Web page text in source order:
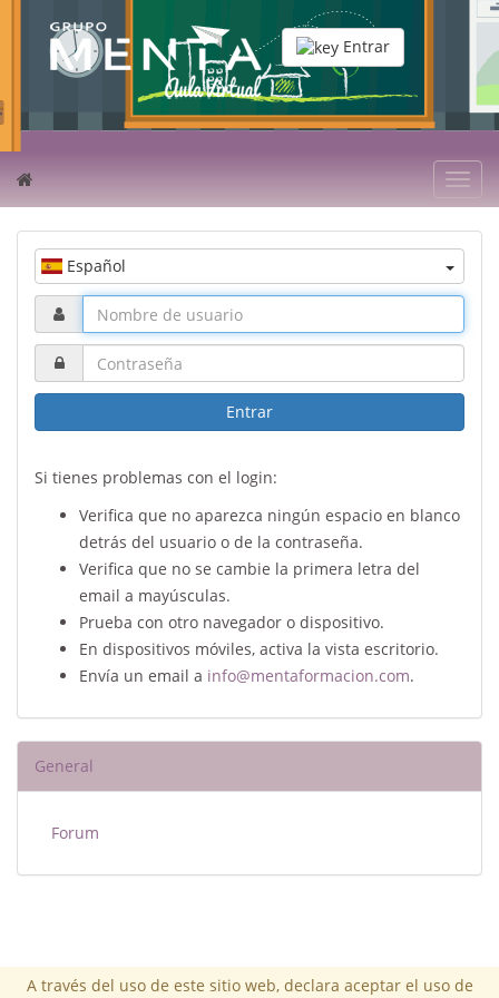
A través del uso de este sitio web, declara aceptar el uso de
Entrar
Español
Entrar
Si tienes problemas con el login:
Verifica que no aparezca ningún espacio en blanco
detrás del usuario o de la contraseña.
Verifica que no se cambie la primera letra del
email a mayúsculas.
Prueba con otro navegador o dispositivo.
En dispositivos móviles, activa la vista escritorio.
Envía un email a info@mentaformacion.com.
General
Forum